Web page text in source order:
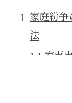
家庭紛
法
家事